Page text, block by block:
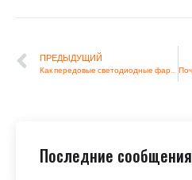
ПРЕДЫДУЩИЙ
Как передовые светодиодные фары для тракторов преобразуют ночное земледелие в Америке
Последние сообщения